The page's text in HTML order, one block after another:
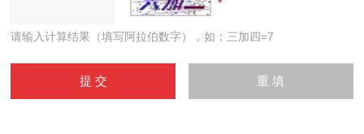
请输入计算结果（填写阿拉伯数字），如：三加四=7